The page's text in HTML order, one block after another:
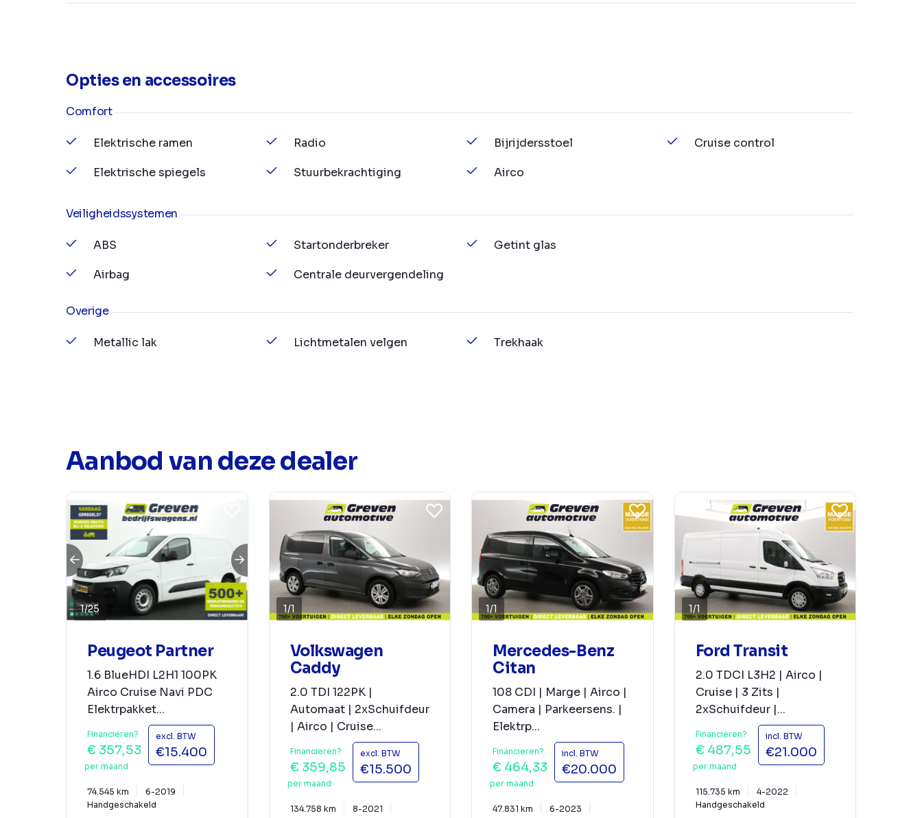
Opties en accessoires
Comfort
Elektrische ramen
Elektrische spiegels
Radio
Stuurbekrachtiging
Bijrijdersstoel
Airco
Cruise control
Veiligheidssystemen
ABS
Airbag
Startonderbreker
Centrale deurvergendeling
Getint glas
Overige
Metallic lak Lichtmetalen velgen Trekhaak
Aanbod van deze dealer
1/25
Peugeot Partner
1.6 BlueHDI L2H1 100PK
Airco Cruise Navi PDC
Elektrpakket...
Financieren?
€ 357,53
per maand
excl. BTW
€15.400
74.545 km
6-2019
Handgeschakeld
1/1
Volkswagen
Caddy
2.0 TDI 122PK |
Automaat | 2xSchuifdeur
| Airco | Cruise...
Financieren?
€ 359,85
per maand
excl. BTW
€15.500
134.758 km
8-2021
1/1
Mercedes-Benz
Citan
108 CDI | Marge | Airco |
Camera | Parkeersens. |
Elektrp...
Financieren?
€ 464,33
per maand
incl. BTW
€20.000
47.831 km
6-2023
1/1
Ford Transit
2.0 TDCI L3H2 | Airco |
Cruise | 3 Zits |
2xSchuifdeur |...
Financieren?
€ 487,55
per maand
incl. BTW
€21.000
115.735 km
4-2022
Handgeschakeld